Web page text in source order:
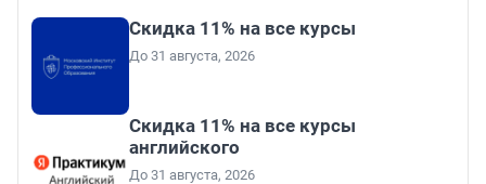
Скидка 11% на все курсы
До 31 августа, 2026
Скидка 11% на все курсы
английского
До 31 августа, 2026